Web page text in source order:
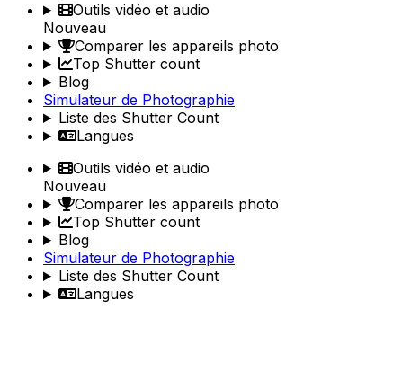
Outils vidéo et audio
Nouveau
Comparer les appareils photo
Top Shutter count
Blog
Simulateur de Photographie
Liste des Shutter Count
Langues
Outils vidéo et audio
Nouveau
Comparer les appareils photo
Top Shutter count
Blog
Simulateur de Photographie
Liste des Shutter Count
Langues